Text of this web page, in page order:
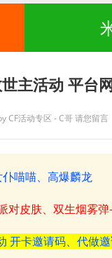
主活动 平台
CF活动专区 - C哥 请您留言
仆喵喵、高爆麟龙
对皮肤、双生烟雾
开卡邀请码、代做